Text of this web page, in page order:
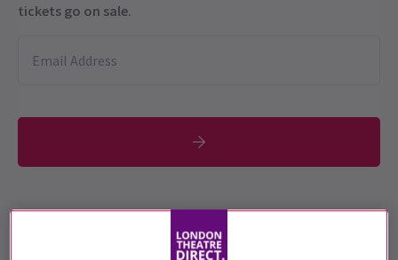
tickets go on sale.
Dates de représentation
Thursday 30 October 2014 2pm